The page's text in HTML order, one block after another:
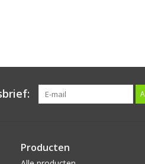
Producten